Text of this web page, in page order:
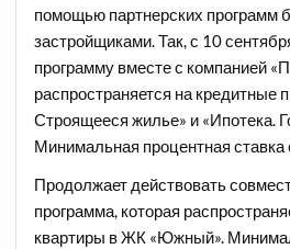
помощью партнерских программ
застройщиками. Так, с 10
программу вместе с компанией
распространяется на кредитные
Строящееся жилье» и «Ипотека.
Минимальная процентная ставка
Продолжает действовать
программа, которая
квартиры в ЖК «Южный».